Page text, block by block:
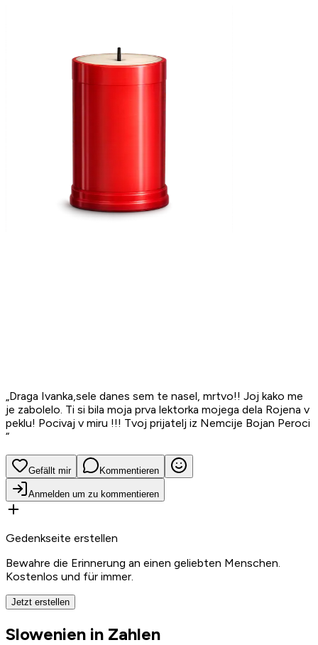
Draga Ivanka,sele danes sem te nasel, mrtvo!! Joj kako me
je zabolelo. Ti si bila moja prva lektorka mojega dela Rojena v
peklu! Pocivaj v miru !!! Tvoj prijatelj iz Nemcije Bojan Peroci
“
Gefällt mir Kommentieren
Anmelden um zu kommentieren
Gedenkseite erstellen
Bewahre die Erinnerung an einen geliebten Menschen.
Kostenlos und für immer.
Jetzt erstellen
Slowenien in Zahlen